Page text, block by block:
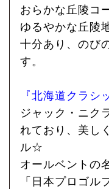
おらかな丘陵コ
ゆるやかな丘陵
十分あり、のび
す。
『北海道クラシ
ジャック・ニク
れており、美し
ル☆
オールベントの
「日本プロゴル